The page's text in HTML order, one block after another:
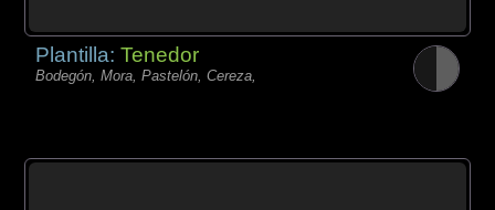
Plantilla:Tenedor
Bodegón, Mora, Pastelón, Cereza,